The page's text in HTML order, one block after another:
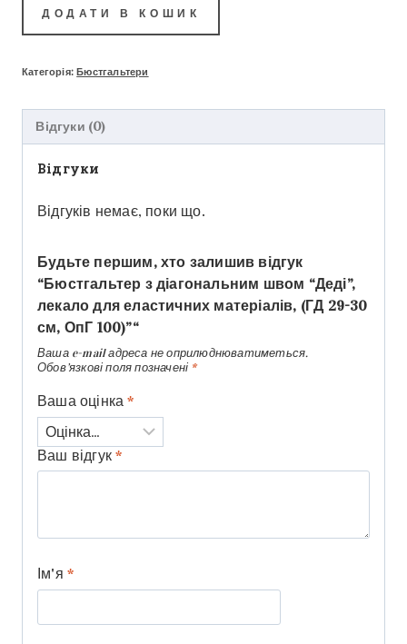
ДОДАТИ В КОШИК
Категорія:Бюстгальтери
Відгуки (0)
Відгуки
Відгуків немає, поки що.
Будьте першим, хто залишив відгук
“Бюстгальтер з діагональним швом “Деді”,
лекало для еластичних матеріалів, (ГД 29-30
см, ОпГ 100)”“
Ваша e-mail адреса не оприлюднюватиметься.
Обов’язкові поля позначені *
Ваша оцінка*
Ваш відгук*
Ім'я *